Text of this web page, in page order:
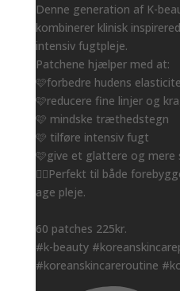
Denne generation af K-
kombinerer klinisk
intensiv fugtpleje.
Patchene hjælper med at:
🩷forbedre hudens
🩷reducere fine linjer og
🩷 mindske træthedstegn
🩷 tilføre intensiv fugt
🩷give et glattere og
👌🏻Perfekt til både
age pleje.
60 patches 225kr.
#k-beauty
#koreanskincareroutine